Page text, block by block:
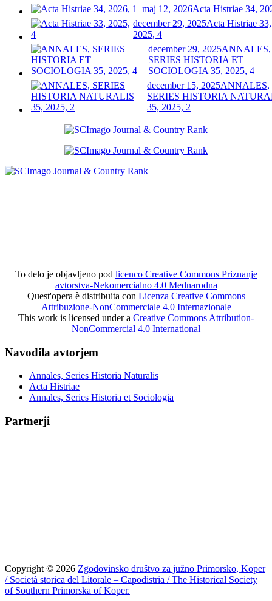
maj 12, 2026Acta Histriae 34,
december 29, 2025Acta Histriae 33,
2025, 4
december 29, 2025ANNALES,
SERIES HISTORIA ET
SOCIOLOGIA 35, 2025, 4
december 15, 2025ANNALES,
SERIES HISTORIA
35, 2025, 2
To delo je objavljeno pod licenco Creative Commons Priznanje
avtorstva-Nekomercialno 4.0 Mednarodna
Quest'opera è distribuita con Licenza Creative Commons
Attribuzione-NonCommerciale 4.0 Internazionale
This work is licensed under a Creative Commons Attribution-
NonCommercial 4.0 International
Navodila avtorjem
Annales, Series Historia Naturalis
Acta Histriae
Annales, Series Historia et Sociologia
Partnerji
Copyright © 2026 Zgodovinsko društvo za južno Primorsko, Koper
/ Società storica del Litorale – Capodistria / The Historical Society
of Southern Primorska of Koper.